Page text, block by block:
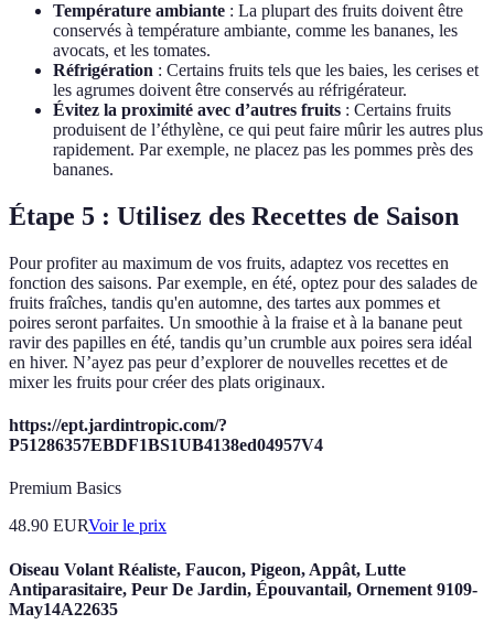
Température ambiante : La plupart des fruits doivent être
conservés à température ambiante, comme les bananes, les
avocats, et les tomates.
Réfrigération : Certains fruits tels que les baies, les cerises et
les agrumes doivent être conservés au réfrigérateur.
Évitez la proximité avec d’autres fruits : Certains fruits
produisent de l’éthylène, ce qui peut faire mûrir les autres plus
rapidement. Par exemple, ne placez pas les pommes près des
bananes.
Étape 5 : Utilisez des Recettes de Saison
Pour profiter au maximum de vos fruits, adaptez vos recettes en
fonction des saisons. Par exemple, en été, optez pour des salades de
fruits fraîches, tandis qu'en automne, des tartes aux pommes et
poires seront parfaites. Un smoothie à la fraise et à la banane peut
ravir des papilles en été, tandis qu’un crumble aux poires sera idéal
en hiver. N’ayez pas peur d’explorer de nouvelles recettes et de
mixer les fruits pour créer des plats originaux.
https://ept.jardintropic.com/?
P51286357EBDF1BS1UB4138ed04957V4
Premium Basics
48.90 EURVoir le prix
Oiseau Volant Réaliste, Faucon, Pigeon, Appât, Lutte
Antiparasitaire, Peur De Jardin, Épouvantail, Ornement 9109-
May14A22635